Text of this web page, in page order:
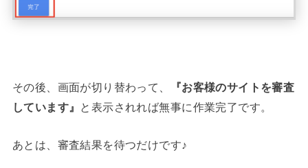
その後、画面が切り替わって、
『お客様のサイトを審査
しています』 と表示されれば無事に作業完了です。
あとは、審査結果を待つだけです♪